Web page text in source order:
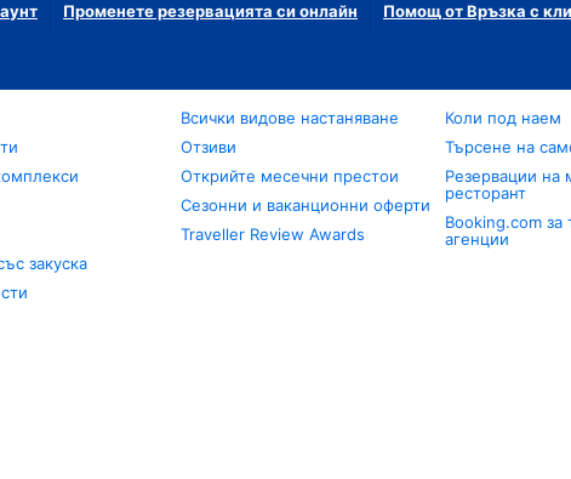
Променете резервацията си онлайн Помощ от Връзка с
закуска
Всички видове настаняване
Отзиви
Открийте месечни престои
Сезонни и ваканционни оферти
Traveller Review Awards
Коли под наем
Търсене на
Резервации на
ресторант
Booking.com за
агенции